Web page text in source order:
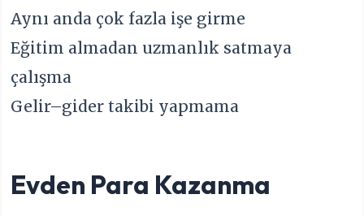
Aynı anda çok fazla işe girme
Eğitim almadan uzmanlık satmaya
çalışma
Gelir–gider takibi yapmama
Evden Para Kazanma